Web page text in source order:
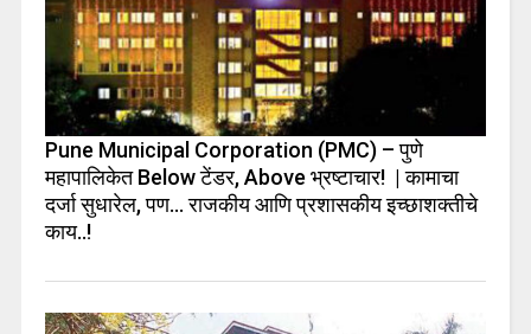
Pune Municipal Corporation (PMC) – पुणे
महापालिकेत Below टेंडर, Above भ्रष्टाचार! | कामाचा
दर्जा सुधारेल, पण… राजकीय आणि प्रशासकीय इच्छाशक्तीचे
काय..!